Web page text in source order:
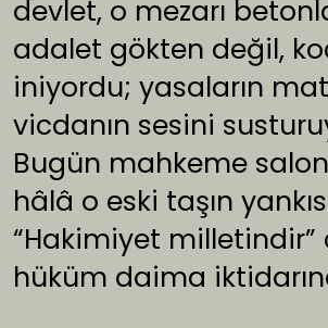
devlet, o mezarı
adalet gökten değil,
iniyordu; yasaların
vicdanın sesini
Bugün mahkeme
hâlâ o eski taşın
“Hakimiyet milletindir”
hüküm daima